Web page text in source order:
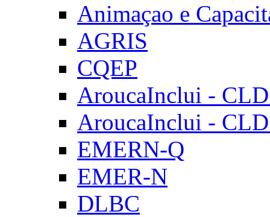
Animaçao e
AGRIS
CQEP
AroucaInclui -
AroucaInclui -
EMERN-Q
EMER-N
DLBC